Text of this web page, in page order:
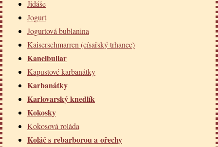
Jidáše
Jogurt
Jogurtová bublanina
Kaiserschmarren (císařský trhanec)
Kanelbullar
Kapustové karbanátky
Karbanátky
Karlovarský knedlík
Kokosky
Kokosová roláda
Koláč s rebarborou a ořechy